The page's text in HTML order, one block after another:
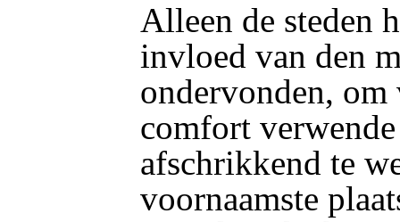
Alleen de steden
invloed van den
ondervonden, om
comfort
afschrikkend te
voornaamste